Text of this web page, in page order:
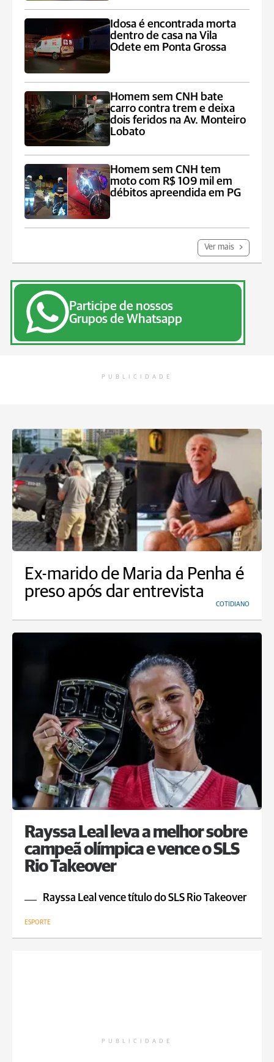
Idosa é encontrada morta
dentro de casa na Vila
Odete em Ponta Grossa
Homem sem CNH bate
carro contra trem e deixa
dois feridos na Av. Monteiro
Lobato
Homem sem CNH tem
moto com R$ 109 mil em
débitos apreendida em PG
Ver mais
Participe de nossos
Grupos de Whatsapp
PUBLICIDADE
Ex-marido de Maria da Penha é
preso após dar entrevista
COTIDIANO
Rayssa Leal leva a melhor sobre
campeã olímpica e vence o SLS
Rio Takeover
Rayssa Leal vence título do SLS Rio Takeover
ESPORTE
PUBLICIDADE